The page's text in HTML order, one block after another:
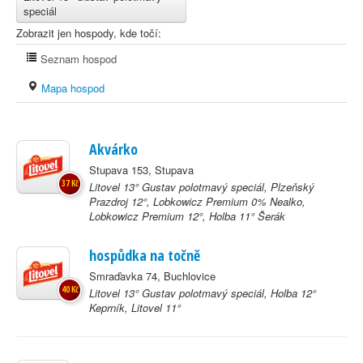
speciál
Zobrazit jen hospody, kde točí:
Seznam hospod
Mapa hospod
Akvárko
Stupava 153, Stupava
Litovel 13° Gustav polotmavý speciál, Plzeňský
Prazdroj 12°, Lobkowicz Premium 0% Nealko,
Lobkowicz Premium 12°, Holba 11° Šerák
37 Kč
hospůdka na točně
Smraďavka 74, Buchlovice
Litovel 13° Gustav polotmavý speciál, Holba 12°
Keprník, Litovel 11°
40 Kč